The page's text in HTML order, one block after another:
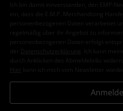
Ich bin damit einverstanden, den EMP-
ein, dass die E.M.P. Merchandising
personenbezogenen Daten verarbeitet
regelmäßig über ihr Angebot zu
personenbezogenen Daten erfolgt
der
Datenschutzerklärung
. Ich kann
durch Anklicken des Abmeldelinks
Hier kann ich mich vom Newsletter